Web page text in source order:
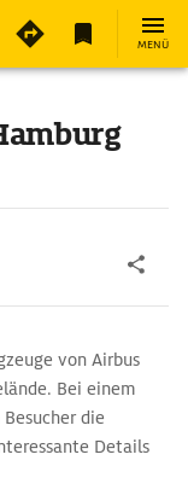
MENÜ
von Airbus
Bei einem
die
Details